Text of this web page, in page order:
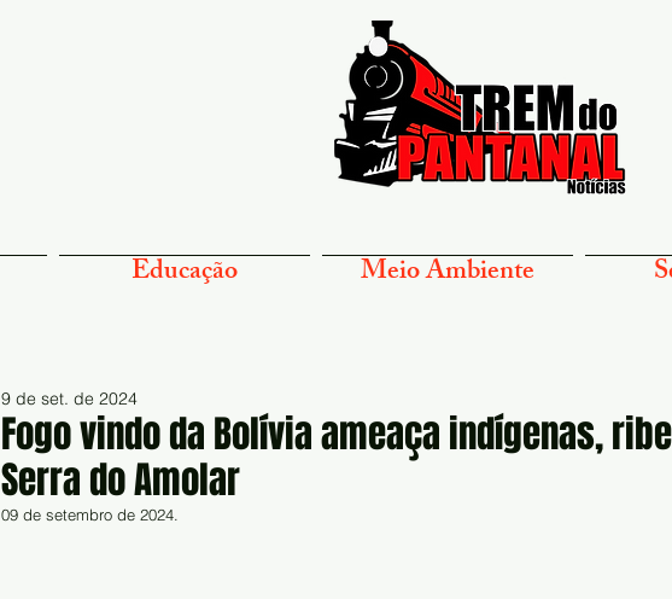
Educação Meio Ambiente
Fogo vindo da Bolívia ameaça indígenas,
Serra do Amolar
9 de set. de 2024
09 de setembro de 2024.